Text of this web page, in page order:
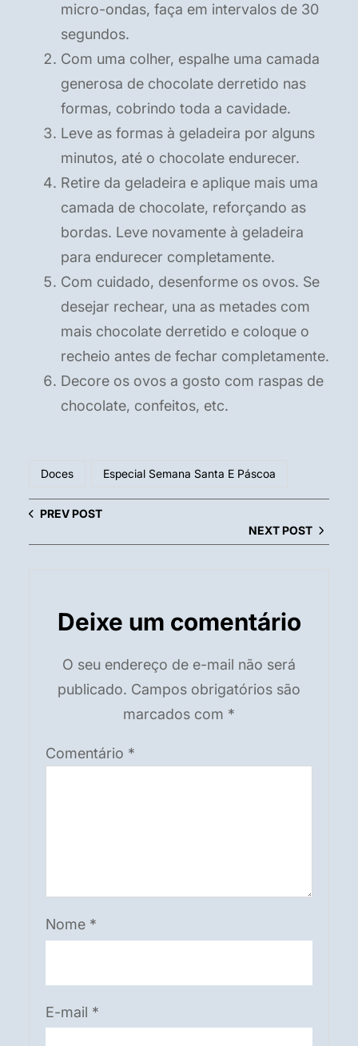
micro-ondas, faça em intervalos de 30
segundos.
Com uma colher, espalhe uma camada
generosa de chocolate derretido nas
formas, cobrindo toda a cavidade.
Leve as formas à geladeira por alguns
minutos, até o chocolate endurecer.
Retire da geladeira e aplique mais uma
camada de chocolate, reforçando as
bordas. Leve novamente à geladeira
para endurecer completamente.
Com cuidado, desenforme os ovos. Se
desejar rechear, una as metades com
mais chocolate derretido e coloque o
recheio antes de fechar completamente.
Decore os ovos a gosto com raspas de
chocolate, confeitos, etc.
Doces Especial Semana Santa E Páscoa
PREV POST
NEXT POST
Deixe um comentário
O seu endereço de e-mail não será
publicado. Campos obrigatórios são
marcados com *
Comentário *
Nome *
E-mail *